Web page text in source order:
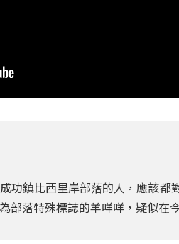
功鎮比西里岸部落的人，應該
部落特殊標誌的羊咩咩，疑似在